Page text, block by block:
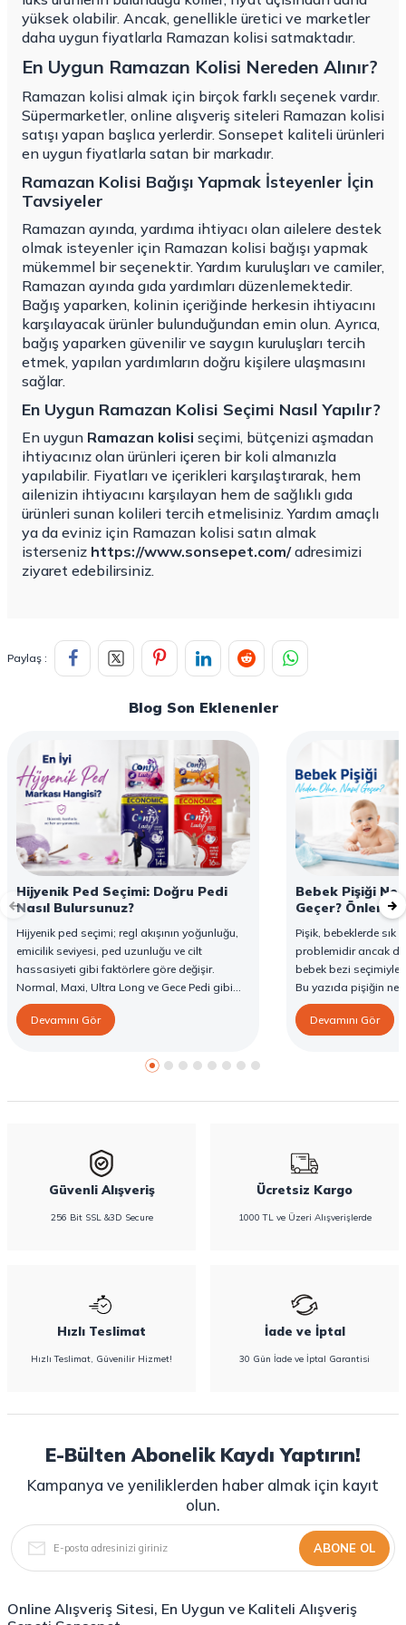
yüksek olabilir. Ancak, genellikle üretici ve marketler
daha uygun fiyatlarla Ramazan kolisi satmaktadır.
En Uygun Ramazan Kolisi Nereden Alınır?
Ramazan kolisi almak için birçok farklı seçenek vardır.
Süpermarketler, online alışveriş siteleri Ramazan kolisi
satışı yapan başlıca yerlerdir. Sonsepet kaliteli ürünleri
en uygun fiyatlarla satan bir markadır.
Ramazan Kolisi Bağışı Yapmak İsteyenler İçin
Tavsiyeler
Ramazan ayında, yardıma ihtiyacı olan ailelere destek
olmak isteyenler için Ramazan kolisi bağışı yapmak
mükemmel bir seçenektir. Yardım kuruluşları ve camiler,
Ramazan ayında gıda yardımları düzenlemektedir.
Bağış yaparken, kolinin içeriğinde herkesin ihtiyacını
karşılayacak ürünler bulunduğundan emin olun. Ayrıca,
bağış yaparken güvenilir ve saygın kuruluşları tercih
etmek, yapılan yardımların doğru kişilere ulaşmasını
sağlar.
En Uygun Ramazan Kolisi Seçimi Nasıl Yapılır?
En uygun Ramazan kolisi seçimi, bütçenizi aşmadan
ihtiyacınız olan ürünleri içeren bir koli almanızla
yapılabilir. Fiyatları ve içerikleri karşılaştırarak, hem
ailenizin ihtiyacını karşılayan hem de sağlıklı gıda
ürünleri sunan kolileri tercih etmelisiniz. Yardım amaçlı
ya da eviniz için Ramazan kolisi satın almak
isterseniz https://www.sonsepet.com/adresimizi
ziyaret edebilirsiniz.
Paylaş :
Blog Son Eklenenler
Hijyenik Ped Seçimi: Doğru Pedi
Nasıl Bulursunuz?
Hijyenik ped seçimi; regl akışının yoğunluğu,
emicilik seviyesi, ped uzunluğu ve cilt
hassasiyeti gibi faktörlere göre değişir.
Normal, Maxi, Ultra Long ve Gece Pedi gibi
farklı seçenekler, farklı ihtiyaçlara yönelik
koruma sunar. Doğru ped seçimi gün boyu
rehberde hijyenik ped çeşitleri, seçim kriterleri
Devamını Gör
Bebek Pişiği
Geçer? Önleme
Pişik, bebeklerde sık
problemidir ancak
bebek bezi seçimiyle
Bu yazıda pişiğin
yöntemlerini ve
karşı destekleyici
Devamını Gör
Güvenli Alışveriş
256 Bit SSL &3D Secure
Ücretsiz Kargo
1000 TL ve Üzeri Alışverişlerde
Hızlı Teslimat
Hızlı Teslimat, Güvenilir Hizmet!
İade ve İptal
30 Gün İade ve İptal Garantisi
E-Bülten Abonelik Kaydı Yaptırın!
Kampanya ve yeniliklerden haber almak için kayıt
olun.
ABONE OL
Online Alışveriş Sitesi, En Uygun ve Kaliteli Alışveriş